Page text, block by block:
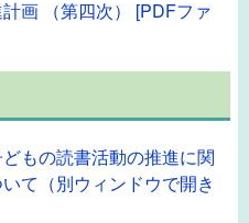
画 （第四次） [PDFファ
もの読書活動の推進に関
て（別ウィンドウで開き